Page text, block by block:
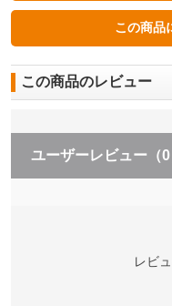
この商品のレビュー
ユーザーレビュー （0
レビ